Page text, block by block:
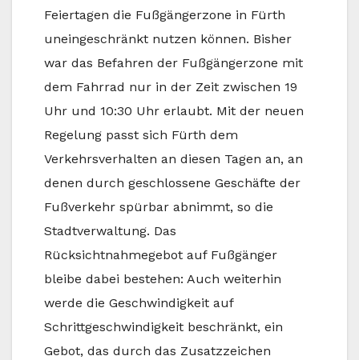
Feiertagen die Fußgängerzone in Fürth
uneingeschränkt nutzen können. Bisher
war das Befahren der Fußgängerzone mit
dem Fahrrad nur in der Zeit zwischen 19
Uhr und 10:30 Uhr erlaubt. Mit der neuen
Regelung passt sich Fürth dem
Verkehrsverhalten an diesen Tagen an, an
denen durch geschlossene Geschäfte der
Fußverkehr spürbar abnimmt, so die
Stadtverwaltung. Das
Rücksichtnahmegebot auf Fußgänger
bleibe dabei bestehen: Auch weiterhin
werde die Geschwindigkeit auf
Schrittgeschwindigkeit beschränkt, ein
Gebot, das durch das Zusatzzeichen